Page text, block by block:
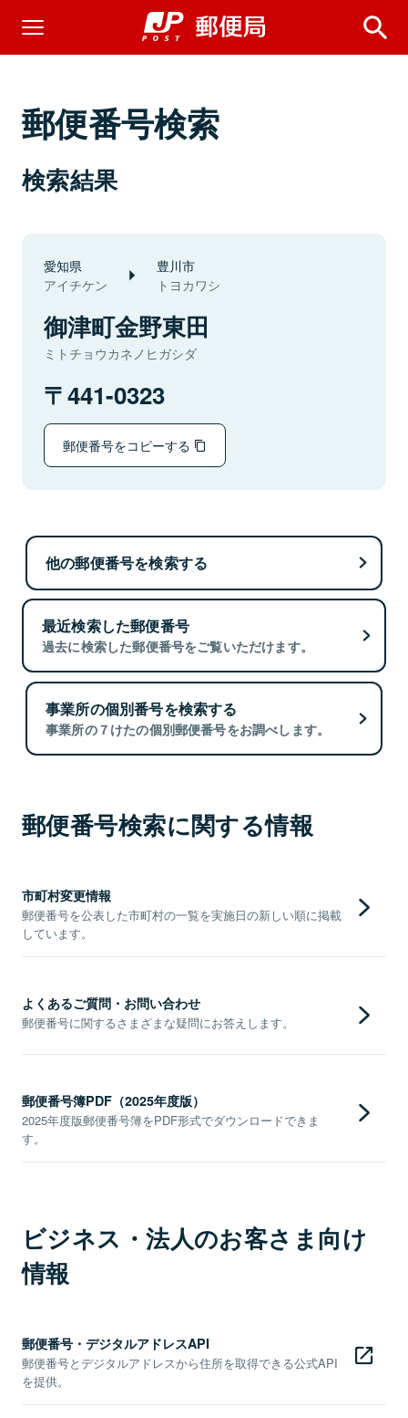
郵便番号検索
検索結果
愛知県
アイチケン
豊川市
トヨカワシ
御津町金野東田
ミトチョウカネノヒガシダ
441-0323
郵便番号をコピーする
他の郵便番号を検索する
最近検索した郵便番号
過去に検索した郵便番号をご覧いただけます。
事業所の個別番号を検索する
事業所の７けたの個別郵便番号をお調べします。
郵便番号検索に関する情報
市町村変更情報
郵便番号を公表した市町村の一覧を実施日の新しい順に掲載
しています。
よくあるご質問・お問い合わせ
郵便番号に関するさまざまな疑問にお答えします。
郵便番号簿PDF（2025年度版）
2025年度版郵便番号簿をPDF形式でダウンロードできま
す。
ビジネス・法人のお客さま向け
情報
郵便番号・デジタルアドレスAPI
郵便番号とデジタルアドレスから住所を取得できる公式API
を提供。